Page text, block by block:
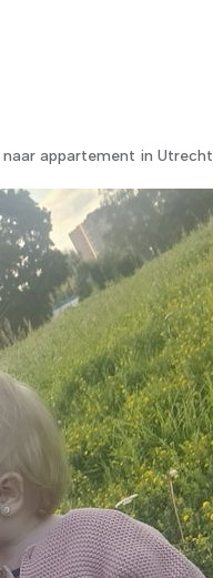
appartement in Utrecht